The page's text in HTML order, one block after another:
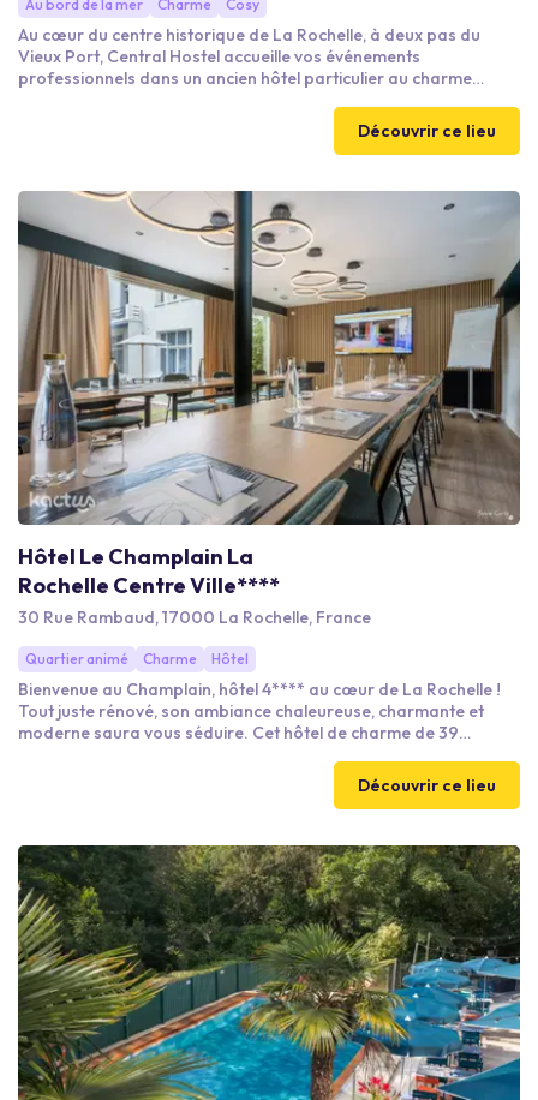
Au bord de la mer Charme Cosy
Au cœur du centre historique de La Rochelle, à deux pas du
Vieux Port, Central Hostel accueille vos événements
professionnels dans un ancien hôtel particulier au charme
restaurant et notre cour intérieure offrent un cadre idéal pour
travailler, échanger et favoriser le networking dans une
Découvrir ce lieu
Hôtel Le Champlain La
Rochelle Centre Ville****
30 Rue Rambaud, 17000 La Rochelle, France
Quartier animé Charme Hôtel
Bienvenue au Champlain, hôtel 4**** au cœur de La Rochelle !
Tout juste rénové, son ambiance chaleureuse, charmante et
moderne saura vous séduire. Cet hôtel de charme de 39
Découvrir ce lieu